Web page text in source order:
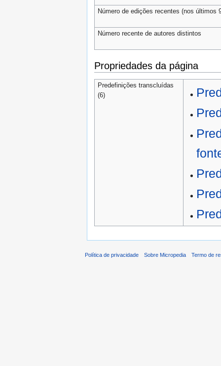
Número de edições recentes (nos últimos
Número recente de autores distintos
Propriedades da página
Predefinições transcluídas
(6)
Política de privacidade Sobre Micropedia Termo de